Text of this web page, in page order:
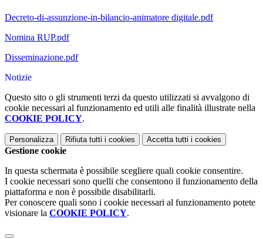
Decreto-di-assunzione-in-bilancio-animatore digitale.pdf
Nomina RUP.pdf
Disseminazione.pdf
Notizie
Questo sito o gli strumenti terzi da questo utilizzati si avvalgono di
cookie necessari al funzionamento ed utili alle finalità illustrate nella
COOKIE POLICY.
Personalizza Rifiuta tutti i cookies Accetta tutti i cookies
Gestione cookie
In questa schermata è possibile scegliere quali cookie consentire.
I cookie necessari sono quelli che consentono il funzionamento della
piattaforma e non è possibile disabilitarli.
Per conoscere quali sono i cookie necessari al funzionamento potete
visionare la COOKIE POLICY.